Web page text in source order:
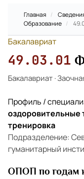
Главная /
Образование /
Бакалавриат
49.03.01
Бакалавриат·
Профиль /
оздоровительные
тренировка
Подразделение:
гуманитарный
ОПОП по годам